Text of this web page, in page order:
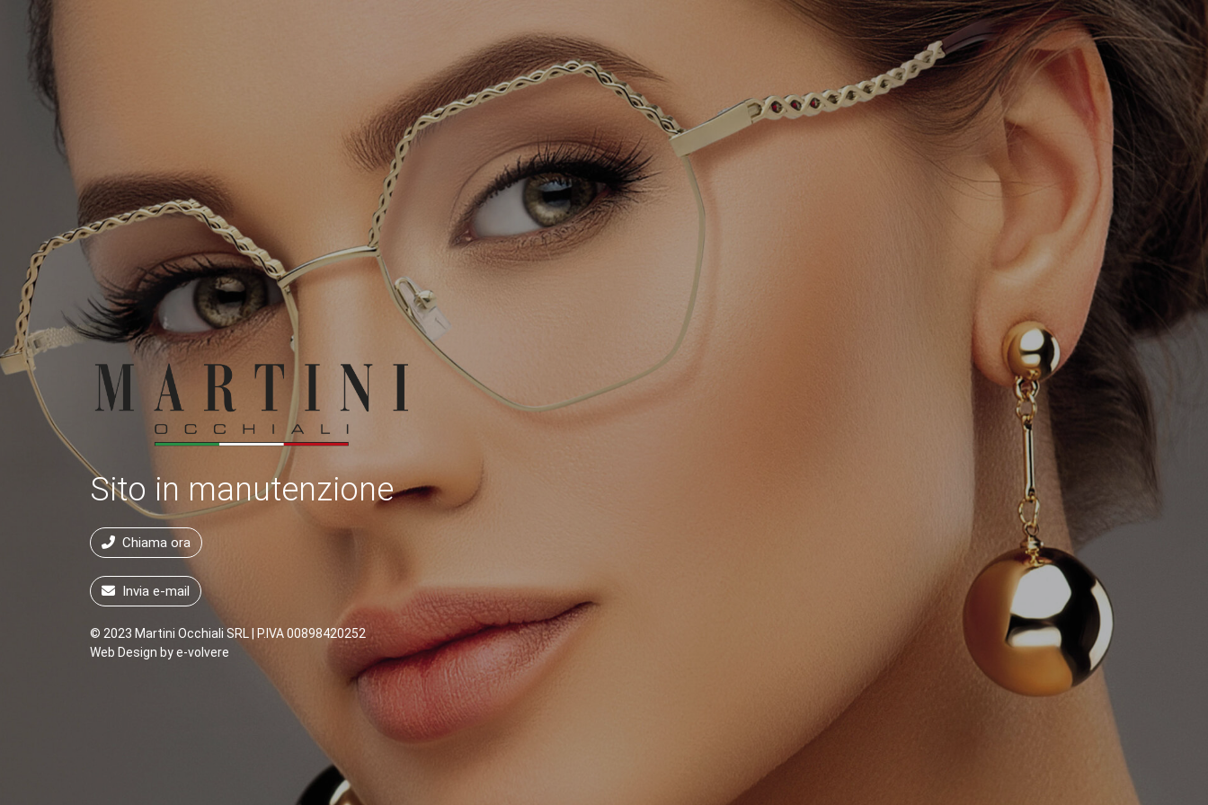
Sito in manutenzione
Chiama ora
Invia e-mail
© 2023 Martini Occhiali SRL | P.IVA 00898420252
Web Design bye-volvere